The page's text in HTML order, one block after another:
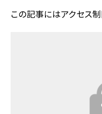
この記事にはアクセス